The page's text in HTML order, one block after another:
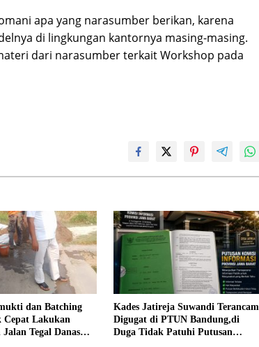
apa yang narasumber berikan, karena
di lingkungan kantornya masing-masing.
dari narasumber terkait Workshop pada
dan Batching
Cepat Lakukan
Tegal Danas
Kades Jatireja Suwandi Terancam
Digugat di PTUN Bandung,di
Duga Tidak Patuhi Putusan